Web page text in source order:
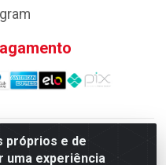
próprios e de
experiência
Queiroz Comercio e
Lotes 39 e, 41 - Setor